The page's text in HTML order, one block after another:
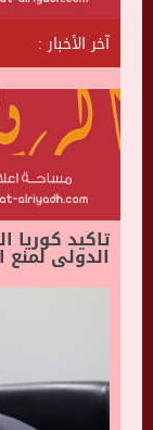
آخر الأخبار :
تاكيد كوريا
الدولى لمنع